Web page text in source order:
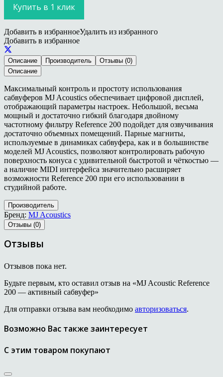
Купить в 1 клик
Добавить в избранноеУдалить из избранного
Добавить в избранное
Описание Производитель
Отзывы (0)
Описание
Максимальный контроль и простоту использования
сабвуферов MJ Acoustics обеспечивает цифровой дисплей,
отображающий параметры настроек. Небольшой, весьма
мощный и достаточно гибкий благодаря двойному
частотному фильтру Reference 200 подойдет для озвучивания
достаточно объемных помещений. Парные магниты,
используемые в динамиках сабвуфера, как и в большинстве
моделей MJ Acoustics, позволяют контролировать рабочую
поверхность конуса с удивительной быстротой и чёткостью —
а наличие MIDI интерфейса значительно расширяет
возможности Reference 200 при его использовании в
студийной работе.
Производитель
Бренд: MJ Acoustics
Отзывы (0)
Отзывы
Отзывов пока нет.
Будьте первым, кто оставил отзыв на «MJ Acoustic Reference
200 — активный сабвуфер»
Для отправки отзыва вам необходимо авторизоваться.
Возможно Вас также заинтересует
С этим товаром покупают